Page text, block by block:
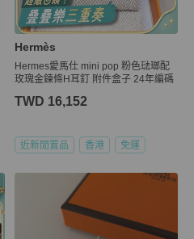
Hermès
Hermes愛馬仕 mini pop 粉色琺瑯配
玫瑰金鍊條H耳釘 附件盒子 24年編碼
TWD 16,152
近新閒置品 香港 免運